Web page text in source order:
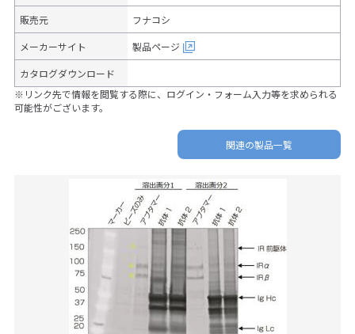
販売元 フナコシ
メーカーサイト 製品ページ
カタログダウンロード
※リンク先で情報を閲覧する際に、ログイン・フォーム入力等を求められる
可能性がございます。
関連の製品一覧